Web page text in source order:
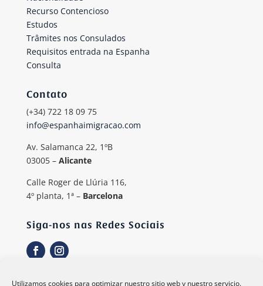
Utilizamos cookies para optimizar nuestro sitio web y nuestro servicio.
Recurso Contencioso
Estudos
Trâmites nos Consulados
Requisitos entrada na Espanha
Consulta
Contato
(+34) 722 18 09 75
info@espanhaimigracao.com
Av. Salamanca 22, 1ºB
03005 – Alicante
Calle Roger de Llúria 116,
4º planta, 1ª – Barcelona
Siga-nos nas Redes Sociais